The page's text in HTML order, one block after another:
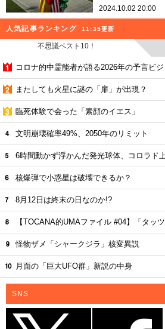
2024.10.02 20:00
人気記事ランキング 11:35更新
不思議ベスト10！
コロナ的中霊能者が語る2026年の予言ビ
またしても火星に謎の「扉」が出現？
臨死体験で会った「素顔のイエス」
文明崩壊確率49%、2050年のリミット
6時間動かず浮かんだ発光球体、コロラド
核爆弾で小惑星は破壊できるか？
8月12日は終末の日なのか!?
【TOCANA的UMAファイル #04】「タッ
怪物ザメ「シャークジラ」核変異説
月面の「巨大UFO群」新説の中身
SNS